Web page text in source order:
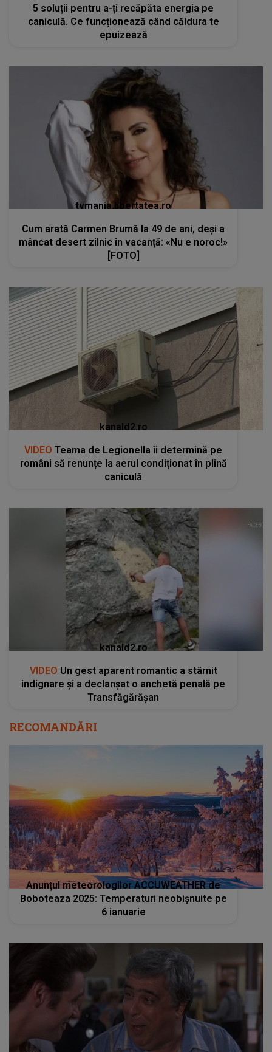
5 soluții pentru a-ți recăpăta energia pe
caniculă. Ce funcționează când căldura te
epuizează
tvmania.libertatea.ro
Cum arată Carmen Brumă la 49 de ani, deși a
mâncat desert zilnic în vacanță: «Nu e noroc!»
[FOTO]
kanald2.ro
VIDEO Teama de Legionella îi determină pe
români să renunțe la aerul condiționat în plină
caniculă
kanald2.ro
VIDEO Un gest aparent romantic a stârnit
indignare și a declanșat o anchetă penală pe
Transfăgărășan
RECOMANDĂRI
Anunțul meteorologilor ACCUWEATHER de
Boboteaza 2025: Temperaturi neobișnuite pe
6 ianuarie